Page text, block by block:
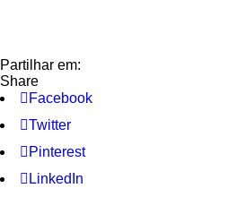
Partilhar em:
Share
Facebook
Twitter
Pinterest
LinkedIn